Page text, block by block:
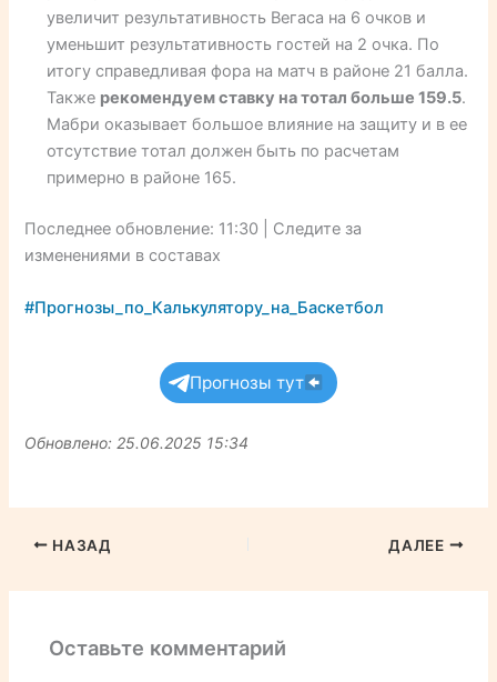
увеличит результативность Вегаса на 6 очков и
уменьшит результативность гостей на 2 очка. По
итогу справедливая фора на матч в районе 21 балла.
Также рекомендуем ставку на тотал больше 159.5.
Мабри оказывает большое влияние на защиту и в ее
отсутствие тотал должен быть по расчетам
примерно в районе 165.
Последнее обновление: 11:30 | Следите за
изменениями в составах
#Прогнозы_по_Калькулятору_на_Баскетбол
Прогнозы тут
Обновлено: 25.06.2025 15:34
НАЗАД ДАЛЕЕ
Оставьте комментарий